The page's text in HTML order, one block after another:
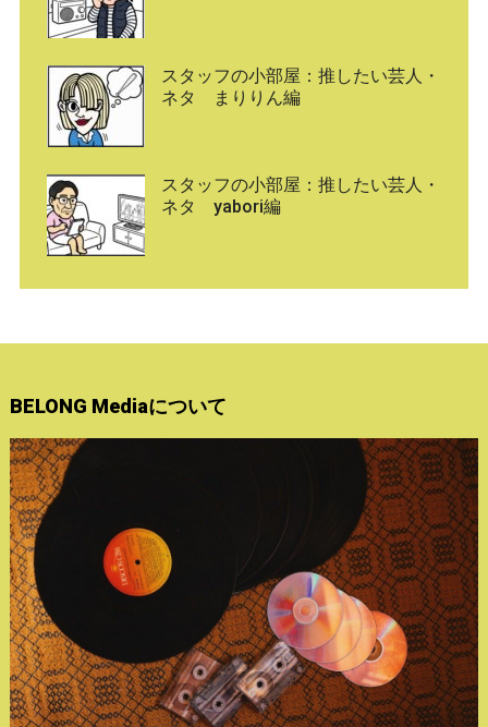
スタッフの小部屋：推したい芸人・
ネタ まりりん編
スタッフの小部屋：推したい芸人・
ネタ yabori編
BELONG Mediaについて